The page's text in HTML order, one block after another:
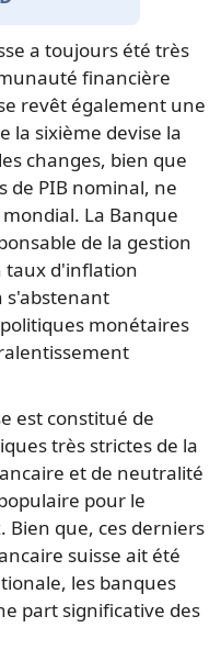
a toujours été très
financière
revêt également une
la sixième devise la
changes, bien que
de PIB nominal, ne
La Banque
de la gestion
taux d'inflation
s'abstenant
monétaires
est constitué de
très strictes de la
et de neutralité
pour le
Bien que, ces derniers
suisse ait été
les banques
part significative des